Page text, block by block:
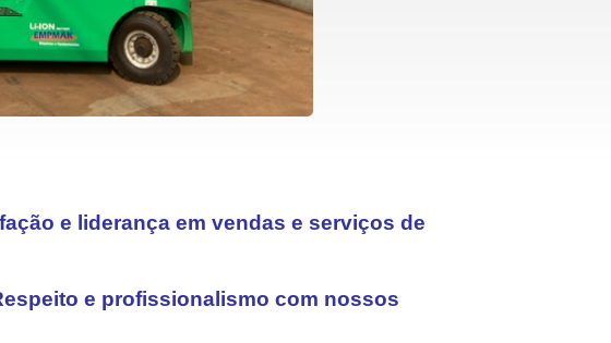
e liderança em vendas e serviços de
e profissionalismo com nossos